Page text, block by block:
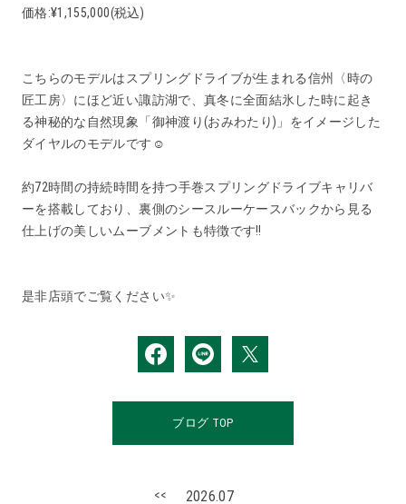
価格:¥1,155,000(税込)
こちらのモデルはスプリングドライブが生まれる信州〈時の
匠工房〉にほど近い諏訪湖で、真冬に全面結氷した時に起き
る神秘的な自然現象「御神渡り(おみわたり)」をイメージした
ダイヤルのモデルです☺️
約72時間の持続時間を持つ手巻スプリングドライブキャリバ
ーを搭載しており、裏側のシースルーケースバックから見る
仕上げの美しいムーブメントも特徴です‼️
是非店頭でご覧ください✨
ブログ TOP
<< 2026.07